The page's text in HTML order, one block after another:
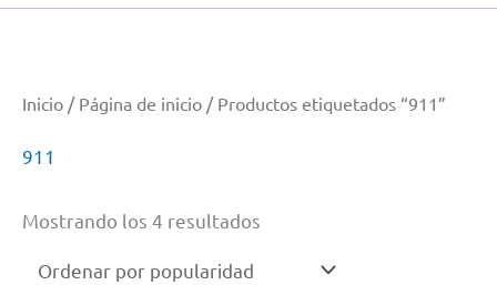
Inicio / Página de inicio / Productos etiquetados “911”
911
Mostrando los 4 resultados